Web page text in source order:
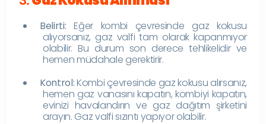
Belirti: Eğer kombi çevresinde gaz kokusu
alıyorsanız, gaz valfi tam olarak kapanmıyor
olabilir. Bu durum son derece tehlikelidir ve
hemen müdahale gerektirir.
Kontrol:Kombi çevresinde gaz kokusu alırsanız,
hemen gaz vanasını kapatın, kombiyi kapatın,
evinizi havalandırın ve gaz dağıtım şirketini
arayın. Gaz valfi sızıntı yapıyor olabilir.